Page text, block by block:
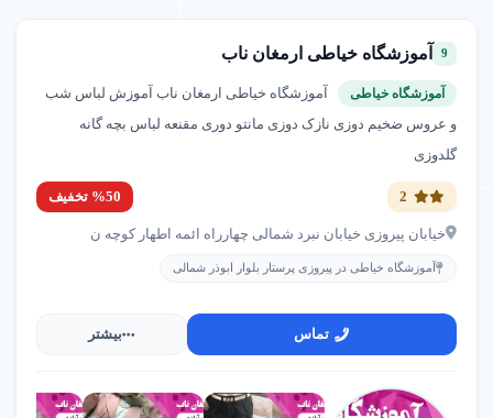
9 آموزشگاه خیاطی ارمغان ناب
آموزشگاه خیاطی
آموزشگاه خیاطی ارمغان ناب آموزش لباس شب
و عروس ضخیم دوزی نازک دوزی مانتو دوری مقنعه لباس بچه گانه
گلدوزی
%50 تخفیف
خیابان پیروزی خیابان نبرد شمالی چهارراه ائمه اطهار کوچه ن
آموزشگاه خیاطی در پیروزی پرستار بلوار ابوذر شمالی
تماس بیشتر